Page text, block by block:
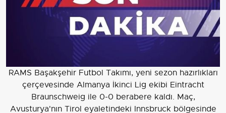
RAMS Başakşehir Futbol Takımı, yeni sezon hazırlıkları
çerçevesinde Almanya İkinci Lig ekibi Eintracht
Braunschweig ile 0-0 berabere kaldı. Maç,
Avusturya'nın Tirol eyaletindeki Innsbruck bölgesinde